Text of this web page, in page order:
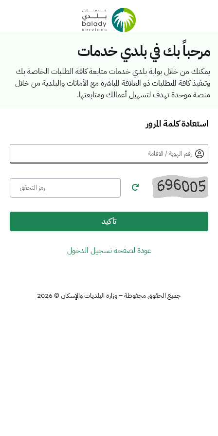
مرحباً بك في بلدي خدمات
يمكنك من خلال بوابة بلدي خدمات متابعة كافة الطلبات الخاصة بك
وتنفيذ كافة المتطلبات ذو العلاقة المباشرة مع الأمانات والبلدية من خلال
منصة موحدة تهدف لتسهيل أعمالك ومتابعتها.
استعادة كلمة المرور
تأكيد
عودة لصفحة تسجيل الدخول
جميع الحقوق محفوظة – وزارة البلديات والإسكان © 2026